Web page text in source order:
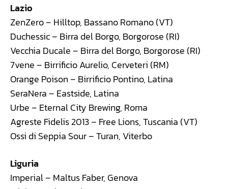
Lazio
ZenZero – Hilltop, Bassano Romano (VT)
Duchessic – Birra del Borgo, Borgorose (RI)
Vecchia Ducale – Birra del Borgo, Borgorose (RI)
7vene – Birrificio Aurelio, Cerveteri (RM)
Orange Poison – Birrificio Pontino, Latina
SeraNera – Eastside, Latina
Urbe – Eternal City Brewing, Roma
Agreste Fidelis 2013 – Free Lions, Tuscania (VT)
Ossi di Seppia Sour – Turan, Viterbo
Liguria
Imperial – Maltus Faber, Genova